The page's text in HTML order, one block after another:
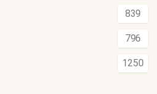
839
796
1250